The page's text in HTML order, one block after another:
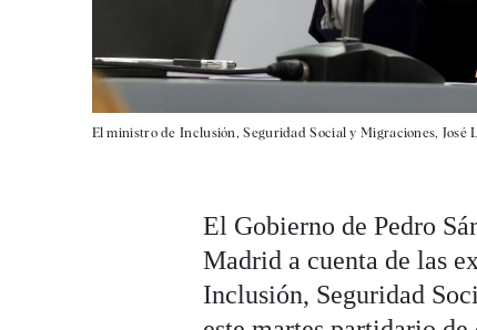
El ministro de Inclusión, Seguridad Social y Migraciones,
El Gobierno de Pedro
Madrid a cuenta de las
Inclusión, Seguridad